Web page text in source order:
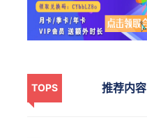
TOPS 推荐内容